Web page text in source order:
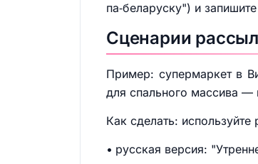
па‑беларуску") и
Сценарии
Пример: супермаркет в
для спального массива
Как сделать:
русская версия: